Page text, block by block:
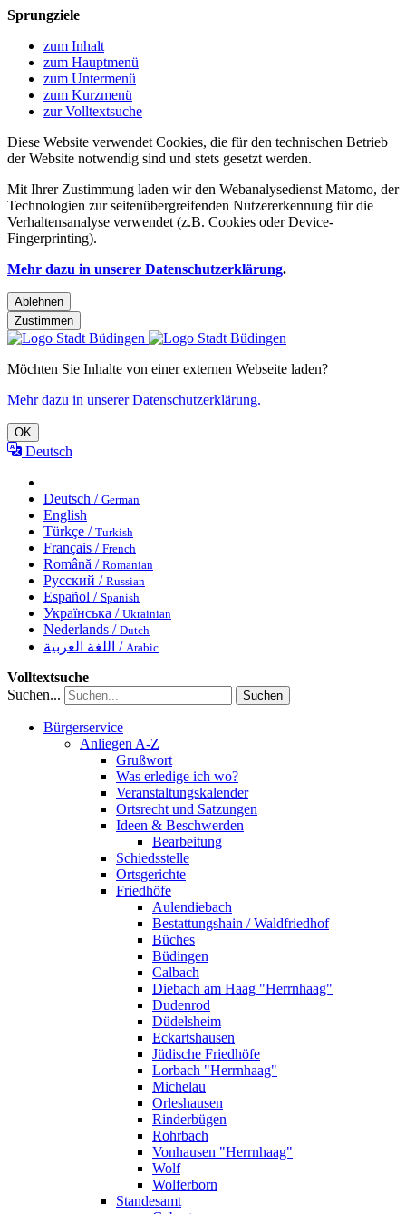
Sprungziele
zum Inhalt
zum Hauptmenü
zum Untermenü
zum Kurzmenü
zur Volltextsuche
Diese Website verwendet Cookies, die für den technischen Betrieb
der Website notwendig sind und stets gesetzt werden.
Mit Ihrer Zustimmung laden wir den Webanalysedienst Matomo, der
Technologien zur seitenübergreifenden Nutzererkennung für die
Verhaltensanalyse verwendet (z.B. Cookies oder Device-
Fingerprinting).
Mehr dazu in unserer Datenschutzerklärung.
Ablehnen
Zustimmen
Möchten Sie Inhalte von einer externen Webseite laden?
Mehr dazu in unserer Datenschutzerklärung.
OK
Deutsch
Deutsch / German
English
Türkçe / Turkish
Français / French
Română / Romanian
Русский / Russian
Español / Spanish
Українська / Ukrainian
Nederlands / Dutch
اللغة العربية / Arabic
Volltextsuche
Suchen...
Suchen
Bürgerservice
Anliegen A-Z
Grußwort
Was erledige ich wo?
Veranstaltungskalender
Ortsrecht und Satzungen
Ideen & Beschwerden
Bearbeitung
Schiedsstelle
Ortsgerichte
Friedhöfe
Aulendiebach
Bestattungshain / Waldfriedhof
Büches
Büdingen
Calbach
Diebach am Haag "Herrnhaag"
Dudenrod
Düdelsheim
Eckartshausen
Jüdische Friedhöfe
Lorbach "Herrnhaag"
Michelau
Orleshausen
Rinderbügen
Rohrbach
Vonhausen "Herrnhaag"
Wolf
Wolferborn
Standesamt